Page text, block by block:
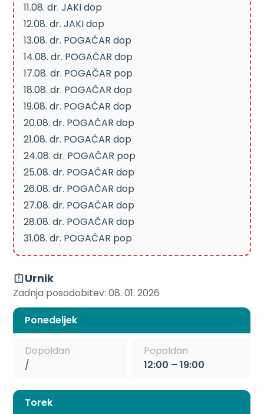
11.08. dr. JAKI dop
12.08. dr. JAKI dop
13.08. dr. POGAČAR dop
14.08. dr. POGAČAR dop
17.08. dr. POGAČAR pop
18.08. dr. POGAČAR dop
19.08. dr. POGAČAR dop
20.08. dr. POGAČAR dop
21.08. dr. POGAČAR dop
24.08. dr. POGAČAR pop
25.08. dr. POGAČAR dop
26.08. dr. POGAČAR dop
27.08. dr. POGAČAR dop
28.08. dr. POGAČAR dop
31.08. dr. POGAČAR pop
Urnik
Zadnja posodobitev: 08. 01. 2026
Ponedeljek
Dopoldan
/
Popoldan
12:00 – 19:00
Torek